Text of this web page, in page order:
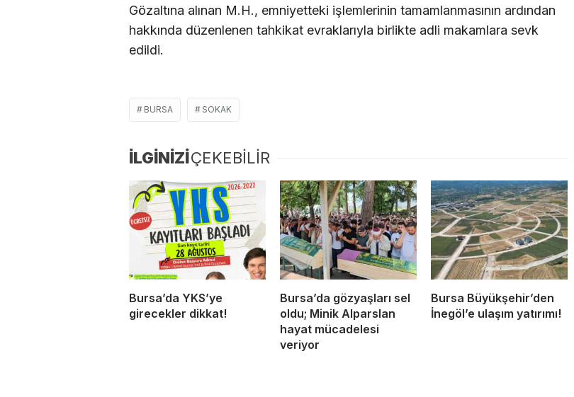
Gözaltına alınan M.H., emniyetteki işlemlerinin tamamlanmasının ardından
hakkında düzenlenen tahkikat evraklarıyla birlikte adli makamlara sevk
edildi.
BURSA SOKAK
İLGİNİZİÇEKEBİLİR
Bursa’da YKS’ye
girecekler dikkat!
Bursa’da gözyaşları sel
oldu; Minik Alparslan
hayat mücadelesi
veriyor
Bursa Büyükşehir’den
İnegöl’e ulaşım yatırımı!